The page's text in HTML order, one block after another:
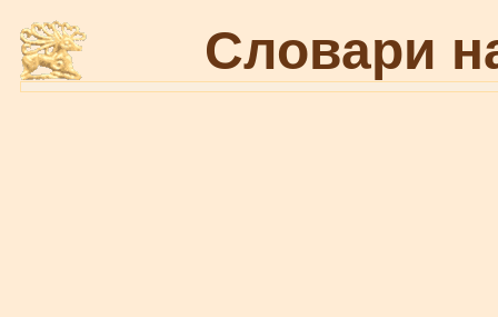
Словари